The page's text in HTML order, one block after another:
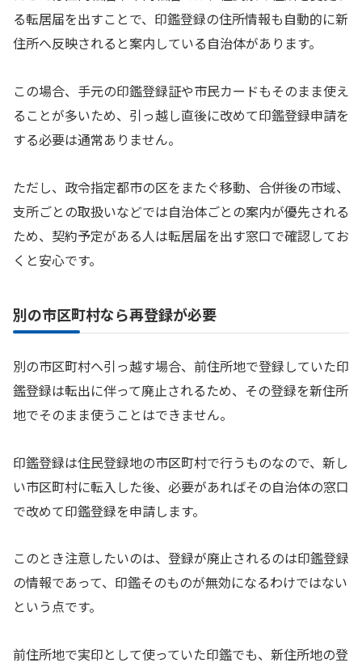
る転居届を出すことで、印鑑登録の住所情報も自動的に新
住所へ反映されると案内している自治体があります。
この場合、手元の印鑑登録証や市民カードもそのまま使え
ることが多いため、引っ越し直後に改めて印鑑登録申請を
する必要は通常ありません。
ただし、政令指定都市の区をまたぐ移動、合併後の市域、
支所ごとの取扱いなどでは自治体ごとの案内が優先される
ため、契約予定がある人は転居届を出す窓口で確認してお
くと安心です。
別の市区町村なら再登録が必要
別の市区町村へ引っ越す場合、前住所地で登録していた印
鑑登録は転出に伴って廃止されるため、その登録を新住所
地でそのまま使うことはできません。
印鑑登録は住民登録地の市区町村で行うものなので、新し
い市区町村に転入した後、必要があればその自治体の窓口
で改めて印鑑登録を申請します。
このとき注意したいのは、登録が廃止されるのは印鑑登録
の情報であって、印鑑そのものが無効になるわけではない
という点です。
前住所地で実印として使っていた印鑑でも、新住所地の登